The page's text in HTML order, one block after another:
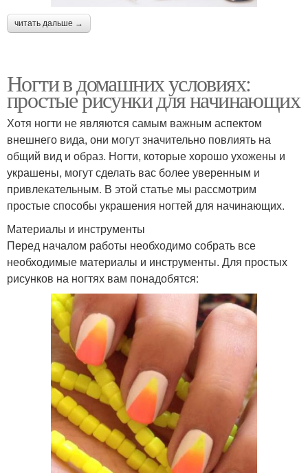
читать дальше →
Ногти в домашних условиях:
простые рисунки для начинающих
Хотя ногти не являются самым важным аспектом
внешнего вида, они могут значительно повлиять на
общий вид и образ. Ногти, которые хорошо ухожены и
украшены, могут сделать вас более уверенным и
привлекательным. В этой статье мы рассмотрим
простые способы украшения ногтей для начинающих.
Материалы и инструменты
Перед началом работы необходимо собрать все
необходимые материалы и инструменты. Для простых
рисунков на ногтях вам понадобятся: